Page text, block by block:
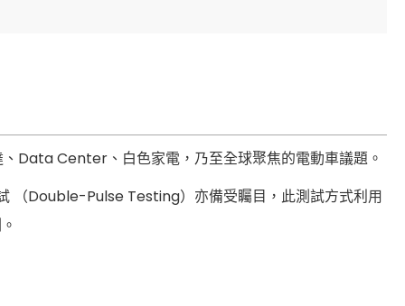
Data Center、白色家電，乃至全球聚焦的電動車議題。
（Double-Pulse Testing）亦備受矚目，此測試方式利用